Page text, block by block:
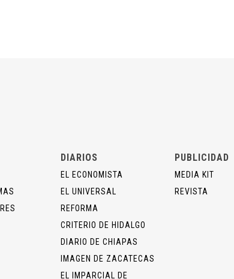
DIARIOS
EL ECONOMISTA
EL UNIVERSAL
REFORMA
CRITERIO DE HIDALGO
DIARIO DE CHIAPAS
IMAGEN DE ZACATECAS
EL IMPARCIAL DE
PUBLICIDAD
MEDIA KIT
REVISTA